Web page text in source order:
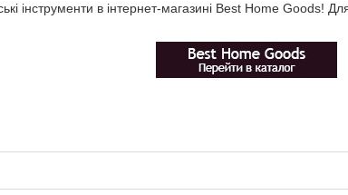
інструменти в інтернет-магазині Best Home Goods!